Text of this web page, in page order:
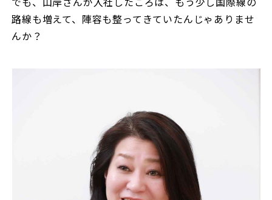
路線も増えて、陣容も整ってきていたんじゃありませ
んか？